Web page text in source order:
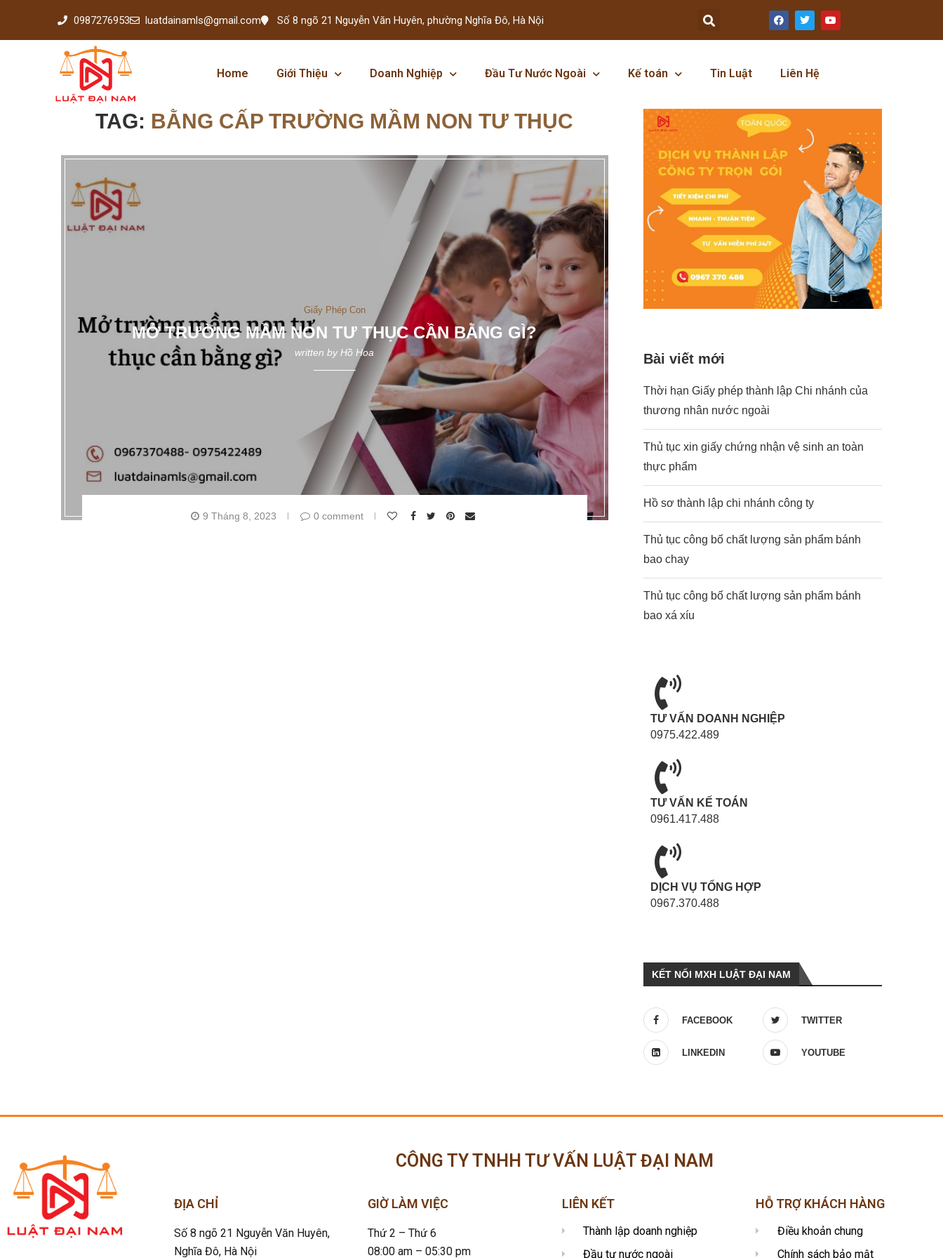
0987276953 luatdainamls@gmail.com Số 8 ngõ 21 Nguyễn Văn Huyên, phường Nghĩa Đô, Hà Nội
Home Giới Thiệu Doanh Nghiệp Đầu Tư Nước Ngoài Kế toán Tin Luật Liên Hệ
TAG: BẰNG CẤP TRƯỜNG MẦM NON TƯ THỤC
Giấy Phép Con
MỞ TRƯỜNG MẦM NON TƯ THỤC CẦN BẰNG GÌ?
written by Hồ Hoa
9 Tháng 8, 2023 0 comment
Bài viết mới
Thời hạn Giấy phép thành lập Chi nhánh của
thương nhân nước ngoài
Thủ tục xin giấy chứng nhận vệ sinh an toàn
thực phẩm
Hồ sơ thành lập chi nhánh công ty
Thủ tục công bố chất lượng sản phẩm bánh
bao chay
Thủ tục công bố chất lượng sản phẩm bánh
bao xá xíu
TƯ VẤN DOANH NGHIỆP
0975.422.489
TƯ VẤN KẾ TOÁN
0961.417.488
DỊCH VỤ TỔNG HỢP
0967.370.488
KẾT NỐI MXH LUẬT ĐẠI NAM
FACEBOOK TWITTER
LINKEDIN YOUTUBE
CÔNG TY TNHH TƯ VẤN LUẬT ĐẠI NAM
ĐỊA CHỈ
Số 8 ngõ 21 Nguyễn Văn Huyên,
Nghĩa Đô, Hà Nội
GIỜ LÀM VIỆC
Thứ 2 – Thứ 6
08:00 am – 05:30 pm
LIÊN KẾT
Thành lập doanh nghiệp
Đầu tư nước ngoài
HỖ TRỢ KHÁCH HÀNG
Điều khoản chung
Chính sách bảo mật